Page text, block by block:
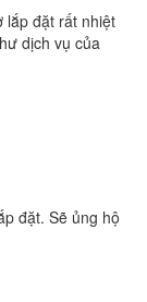
lắp đặt rất nhiệt
dịch vụ của
đặt. Sẽ ủng hộ